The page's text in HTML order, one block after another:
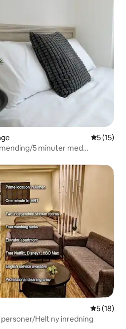
5 av 5 i
5 (15)
5 minuter med
för 1-4 personer
5 av 5 i
5 (18)
personer/Helt ny inredning